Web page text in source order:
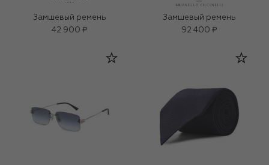
Замшевый ремень
42 900 ₽
Замшевый ремень
92 400 ₽